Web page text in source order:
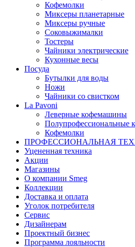
Кофемолки
Миксеры планетарные
Миксеры ручные
Соковыжималки
Тостеры
Чайники электрические
Кухонные весы
Посуда
Бутылки для воды
Ножи
Чайники со свистком
La Pavoni
Леверные кофемашины
Полупрофессиональные
Кофемолки
ПРОФЕССИОНАЛЬНАЯ
Уцененная техника
Акции
Магазины
О компании Smeg
Коллекции
Доставка и оплата
Уголок потребителя
Сервис
Дизайнерам
Проектный бизнес
Программа лояльности